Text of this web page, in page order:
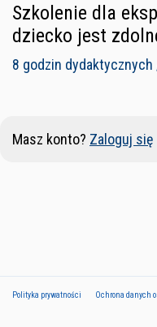
Szkolenie dla
dziecko jest
8 godzin dydaktycznych
Masz konto? Zaloguj się
Polityka prywatności Ochrona danych